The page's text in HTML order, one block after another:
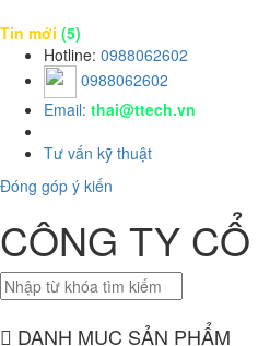
Tin mới (5)
Hotline: 0988062602
0988062602
Email: thai@ttech.vn
Tư vấn kỹ thuật
Đóng góp ý kiến
CÔNG TY
DANH MỤC SẢN PHẨM